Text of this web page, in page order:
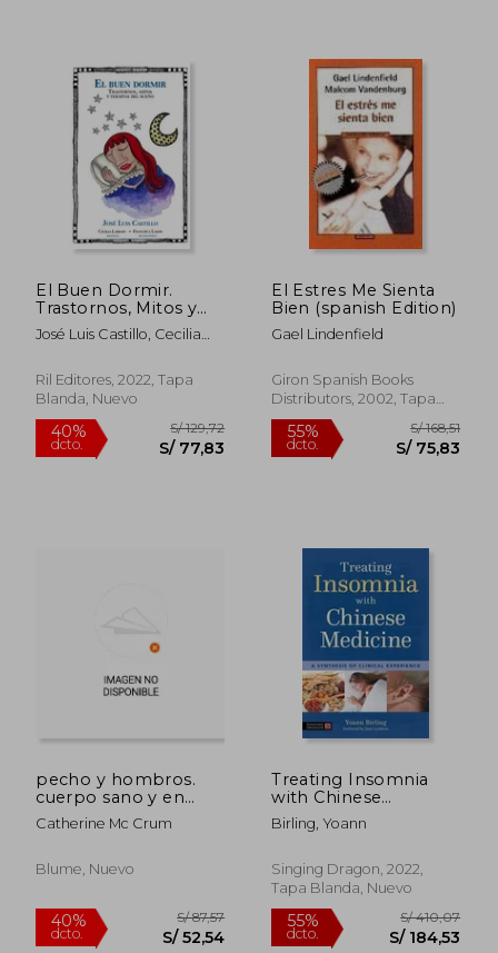
55%
dcto.
S/ 199,29 55%
dcto.
El Buen Dormir.
Trastornos, Mitos y
Terapias del Sueño. El
Cerebro se Baña
José Luis Castillo, Cecilia
Ril Editores, 2022, Tapa
Blanda, Nuevo
40%
dcto.
S/ 129,72
S/ 77,83
El Estres Me Sienta
Bien (spanish Edition)
Gael Lindenfield
Giron Spanish Books
Distributors, 2002, Tapa
Dura,Usado
55%
dcto.
S/
S/
pecho y hombros.
cuerpo sano y en
forma
Catherine Mc Crum
Blume, Nuevo
Treating Insomnia
with Chinese
Medicine: A Synthesis
of Clinical Experience
Birling, Yoann
Singing Dragon, 2022,
Tapa Blanda, Nuevo